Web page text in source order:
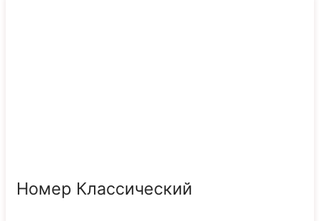
Номер Классический